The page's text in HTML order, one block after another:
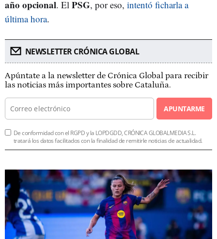
año opcional. El PSG, por eso, intentó ficharla a
última hora.
NEWSLETTER CRÓNICA GLOBAL
Apúntate a la newsletter de Crónica Global para recibir
las noticias más importantes sobre Cataluña.
APUNTARME
De conformidad con el RGPD y la LOPDGDD, CRÓNICA GLOBALMEDIA S.L.
tratará los datos facilitados con la finalidad de remitirle noticias de actualidad.